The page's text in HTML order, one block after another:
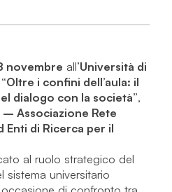
novembre all’Università di
“Oltre i confini dell’aula: il
dialogo con la società”,
– Associazione Rete
Enti di Ricerca per il
al ruolo strategico del
sistema universitario